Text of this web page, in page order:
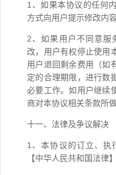
1、如果本协议的任何
方式向用户提示修改内容
2、如果用户不同意服
改，用户有权停止使用
用户退回剩余费用（如
定的合理期限，进行数
必要工作。如用户继续
商对本协议相关条款所做
十一、法律及争议解决
1、本协议的订立、执
【中华人民共和国法律】